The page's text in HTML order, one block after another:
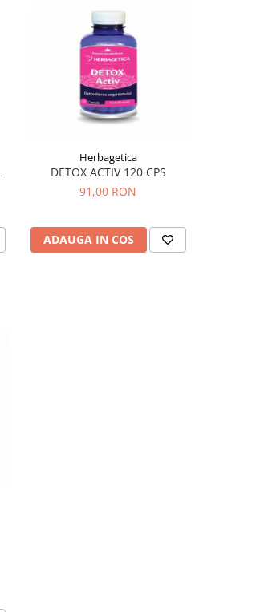
Herbagetica
DETOX ACTIV 120 CPS
91,00 RON
ADAUGA IN COS